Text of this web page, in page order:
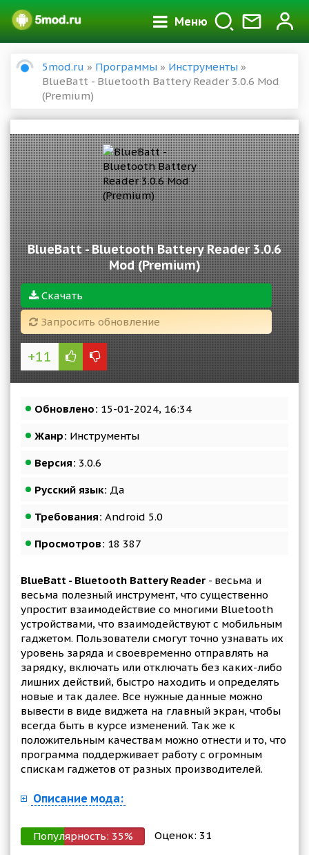
Меню
5mod.ru » Программы » Инструменты »
BlueBatt - Bluetooth Battery Reader 3.0.6 Mod
(Premium)
BlueBatt - Bluetooth Battery Reader 3.0.6
Mod (Premium)
Скачать
Запросить обновление
+11
Обновлено: 15-01-2024, 16:34
Жанр: Инструменты
Версия: 3.0.6
Русский язык: Да
Требования: Android 5.0
Просмотров: 18 387
BlueBatt - Bluetooth Battery Reader - весьма и
весьма полезный инструмент, что существенно
упростит взаимодействие со многими Bluetooth
устройствами, что взаимодействуют с мобильным
гаджетом. Пользователи смогут точно узнавать их
уровень заряда и своевременно отправлять на
зарядку, включать или отключать без каких-либо
лишних действий, быстро находить и определять
новые и так далее. Все нужные данные можно
вывести в виде виджета на главный экран, чтобы
всегда быть в курсе изменений. Так же к
положительным качествам можно отнести и то, что
программа поддерживает работу с огромным
спискам гаджетов от разных производителей.
Описание мода:
Популярность: 35% Оценок: 31